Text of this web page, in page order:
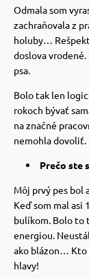
psov
psov
psov
psov
mačky
mačky
mačky
podložky
Odmala som
zachraňovala z
holuby…
doslova
psa.
Bolo tak len
rokoch bývať
na značné
nemohla dovoliť.
Prečo ste
Môj prvý pes bol
Keď som mal asi
bulíkom. Bolo to
energiou.
ako blázon… Kto
hlavy!